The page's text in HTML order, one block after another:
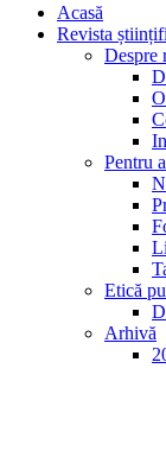
Acasă
Revista
Despre
Pentru
Etică
Arhivă